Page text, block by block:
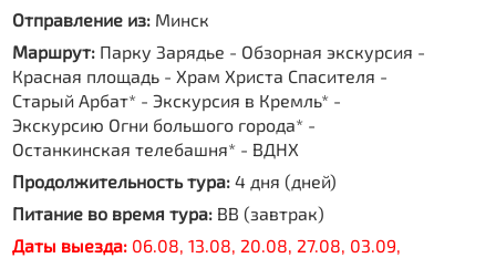
Отправление из: Минск
Маршрут: Парку Зарядье - Обзорная экскурсия -
Красная площадь - Храм Христа Спасителя -
Старый Арбат* - Экскурсия в Кремль* -
Экскурсию Огни большого города* -
Останкинская телебашня* - ВДНХ
Продолжительность тура:4 дня (дней)
Питание во время тура: BB (завтрак)
Даты выезда: 06.08, 13.08, 20.08, 27.08, 03.09,